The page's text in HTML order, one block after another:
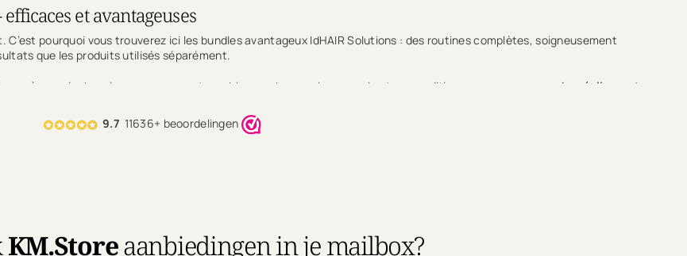
et avantageuses
pourquoi vous trouverez ici les bundles avantageux IdHAIR Solutions : des routines complètes, soigneusement
que les produits utilisés séparément.
à un cuir chevelu sec ou gras - et combine un shampooing, un soin et un conditioner pour une
approche réellement
même aux cuirs chevelus les plus sensibles.
9.7 11636+ beoordelingen
KM.Storeaanbiedingen in je mailbox?